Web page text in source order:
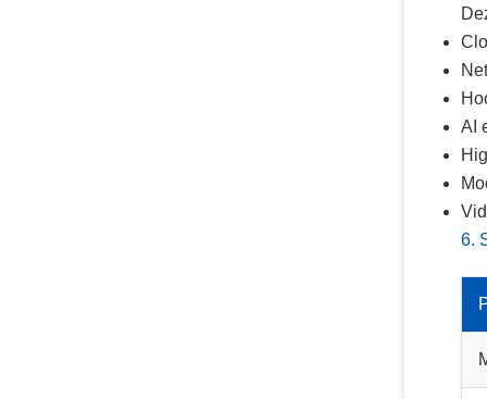
AI
6.